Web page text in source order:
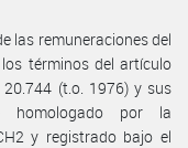
las remuneraciones del
términos del artículo
(t.o. 1976) y sus
homologado por la
y registrado bajo el